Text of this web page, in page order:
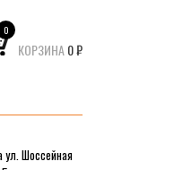
0
КОРЗИНА0₽
ул. Шоссейная